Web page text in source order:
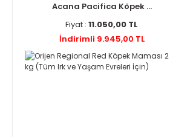
Acana Pacifica Köpek ...
Fiyat : 11.050,00 TL
İndirimli 9.945,00 TL